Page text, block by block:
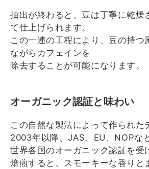
抽出が終わると、豆は丁寧に乾燥
て仕上げられます。
この一連の工程により、豆の持つ
ながらカフェインを
除去することが可能になります。
オーガニック認証と味わい
この自然な製法によって作られた
2003年以降、JAS、EU、 NOPな
世界各国のオーガニック認証を受
焙煎すると、スモーキーな香りと